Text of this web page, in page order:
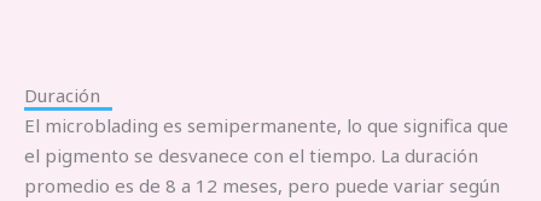
Duración
El microblading es semipermanente, lo que significa que
el pigmento se desvanece con el tiempo. La duración
promedio es de 8 a 12 meses, pero puede variar según